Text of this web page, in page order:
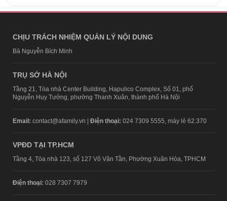
CHỊU TRÁCH NHIỆM QUẢN LÝ NỘI DUNG
Bà Nguyễn Bích Minh
TRỤ SỞ HÀ NỘI
Tầng 21, Tòa nhà Center Building, Hapulico Complex, Số 01, phố
Nguyễn Huy Tưởng, phường Thanh Xuân, thành phố Hà Nội
Email: contact@afamily.vn | Điện thoại: 024 7309 5555, máy lẻ 62.370
VPĐD TẠI TP.HCM
Tầng 4, Tòa nhà 123, số 127 Võ Văn Tần, Phường Xuân Hòa, TPHCM
Điện thoại: 028 7307 7979